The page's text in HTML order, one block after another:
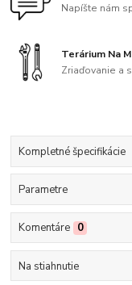
Napíšte nám
Terárium Na
Zriaďovanie a
Kompletné špecifikácie
Parametre
Komentáre 0
Na stiahnutie